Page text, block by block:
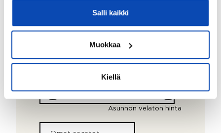
Salli kaikki
Muokkaa
Kiellä
Lainalaskuri
1791
– +
Asunnon velaton hinta